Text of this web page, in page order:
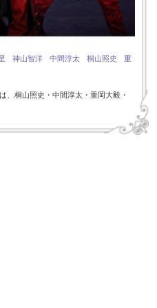
神山智洋 中間淳太 桐山照史
重
、桐山照史・中間淳太・重岡大毅・